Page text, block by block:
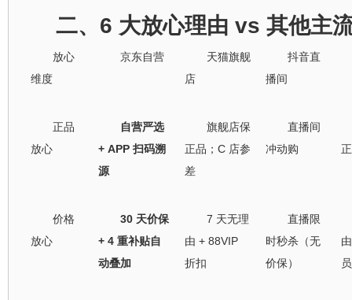
二、6 大放心理由 vs 其他主
放心
维度
京东自营
天猫旗舰
店
抖音直
播间
正品
放心
自营严选
+ APP 扫码溯
源
旗舰店保
正品；C 店参
差
直播间
冲动购
价格
放心
30 天价保
+ 4 重补贴自
动叠加
7 天无理
由 + 88VIP
折扣
直播限
时秒杀（无
价保）